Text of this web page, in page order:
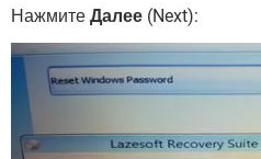
Нажмите Далее (Next):